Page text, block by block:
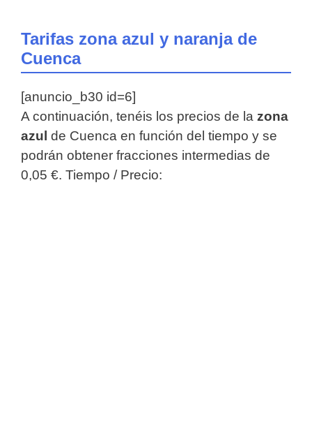
Tarifas zona azul y naranja de
Cuenca
[anuncio_b30 id=6]
A continuación, tenéis los precios de la zona
azul de Cuenca en función del tiempo y se
podrán obtener fracciones intermedias de
0,05 €. Tiempo / Precio: